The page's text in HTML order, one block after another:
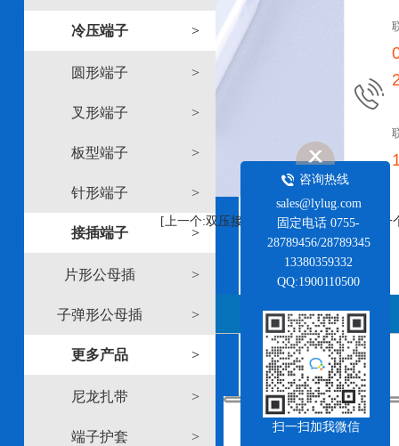
冷压端子 >
圆形端子 >
叉形端子 >
板型端子 >
针形端子 >
接插端子 >
片形公母插 >
子弹形公母插 >
更多产品 >
尼龙扎带 >
端子护套 >
[上一个:双压接尼龙全绝缘公插端子] [下
详情说明
咨询热线
sales@lylug.com
固定电话 0755-
28789456/28789345
13380359332
QQ:1900110500
扫一扫加我微信